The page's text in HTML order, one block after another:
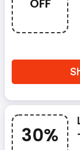
30%